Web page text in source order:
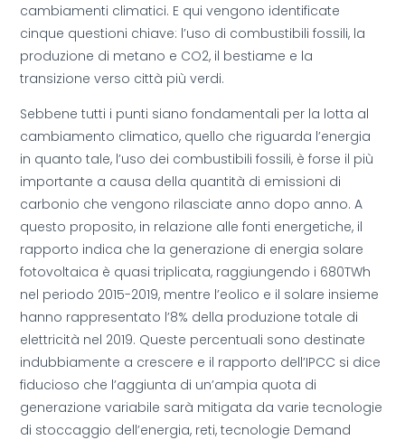
cambiamenti climatici. E qui vengono identificate
cinque questioni chiave: l’uso di combustibili fossili, la
produzione di metano e CO2, il bestiame e la
transizione verso città più verdi.
Sebbene tutti i punti siano fondamentali per la lotta al
cambiamento climatico, quello che riguarda l’energia
in quanto tale, l’uso dei combustibili fossili, è forse il più
importante a causa della quantità di emissioni di
carbonio che vengono rilasciate anno dopo anno. A
questo proposito, in relazione alle fonti energetiche, il
rapporto indica che la generazione di energia solare
fotovoltaica è quasi triplicata, raggiungendo i 680TWh
nel periodo 2015-2019, mentre l’eolico e il solare insieme
hanno rappresentato l’8% della produzione totale di
elettricità nel 2019. Queste percentuali sono destinate
indubbiamente a crescere e il rapporto dell’IPCC si dice
fiducioso che l’aggiunta di un’ampia quota di
generazione variabile sarà mitigata da varie tecnologie
di stoccaggio dell’energia, reti, tecnologie Demand